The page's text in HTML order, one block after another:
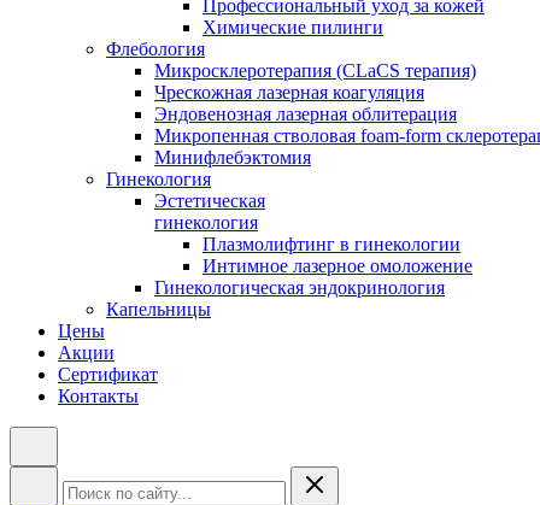
Профессиональный уход за кожей
Химические пилинги
Флебология
Микросклеротерапия (CLaCS терапия)
Чрескожная лазерная коагуляция
Эндовенозная лазерная облитерация
Микропенная стволовая foam-form
Минифлебэктомия
Гинекология
Эстетическая
гинекология
Плазмолифтинг в гинекологии
Интимное лазерное омоложение
Гинекологическая эндокринология
Капельницы
Цены
Акции
Сертификат
Контакты